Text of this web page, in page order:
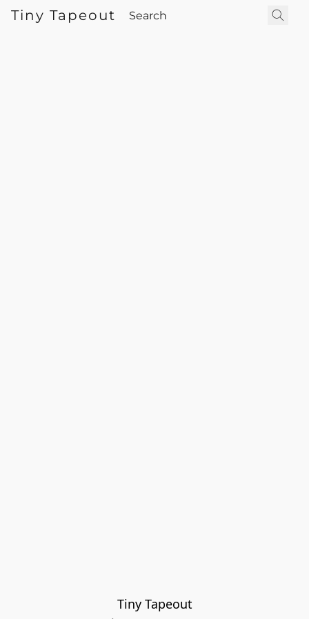
Tiny Tapeout
Tiny Tapeout